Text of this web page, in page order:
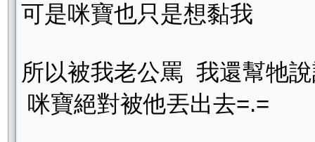
可是咪寶也只是想黏我
所以被我老公罵 我還幫牠
咪寶絕對被他丟出去=.=